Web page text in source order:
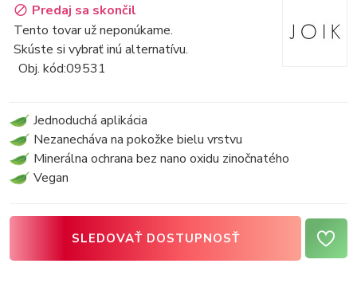
Predaj sa skončil
Tento tovar už neponúkame.
Skúste si vybrať inú alternatívu.
Obj. kód:09531
Jednoduchá aplikácia
Nezanecháva na pokožke bielu vrstvu
Minerálna ochrana bez nano oxidu zinočnatého
Vegan
SLEDOVAŤ DOSTUPNOSŤ